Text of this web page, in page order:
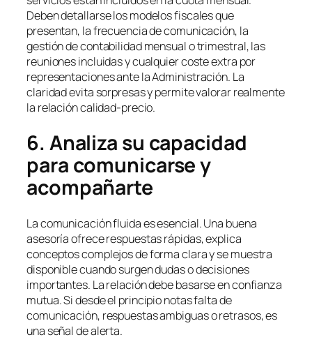
Deben detallarse los modelos fiscales que
presentan, la frecuencia de comunicación, la
gestión de contabilidad mensual o trimestral, las
reuniones incluidas y cualquier coste extra por
representaciones ante la Administración. La
claridad evita sorpresas y permite valorar realmente
la relación calidad-precio.
6. Analiza su capacidad
para comunicarse y
acompañarte
La comunicación fluida es esencial. Una buena
asesoría ofrece respuestas rápidas, explica
conceptos complejos de forma clara y se muestra
disponible cuando surgen dudas o decisiones
importantes. La relación debe basarse en confianza
mutua. Si desde el principio notas falta de
comunicación, respuestas ambiguas o retrasos, es
una señal de alerta.